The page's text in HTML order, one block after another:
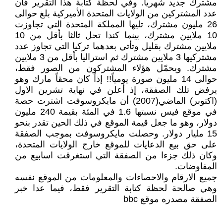
مشترك جديد شهرياً. وفي لحظة كتابة هذا التقرير فان
عدد المشتركين من الولايات المتحدة الأميركية بلغ حوالى
26 مليون مشترك، تليها المملكة المتحدة التي تجاوزت
10 ملايين مشترك، بينما كندا تحل ثالثا بأقل من 10
ملايين مشترك بقليل وتأتي بعدهما تركيا التي تجاوز عدد
مشتركيها 3 ملايين مشترك ثم استراليا بأقل من 3 ملايين
مشترك. ويحمّل هؤلاء المشتركون من الصور فقط،
حوالى 14 مليون صورة يومياً!! إذاً كان محقاً مارك وهو
يرفض تلك الصفقة، إذ أعلن في نهاية تشرين الاول
(اكتوبر) الماضي(2007) أن مايكروسوفت اشترت حصة
في موقع فيس نسبتها 1.6 في المئة بقيمة 240 مليون
دولار، وهو ما جعل قيمة الموقع في ذلك الحين تقدر بنحو
15 مليار دولار. وحصلت مايكروسوفت بموجب الصفقة
على حق بيع الدعايات للموقع خارج الولايات المتحدة،
وكان ذلك جزءا من الصفقة التي استغرقت اسابيع من
المفاوضات.
جميع الارقام والاحصاءات والمعلومات من الموقع نفسه
وهي صالحة لحظة كتابة التقرير فقط، فيما عدا خبر
الصفقة مصدره موقع bbc